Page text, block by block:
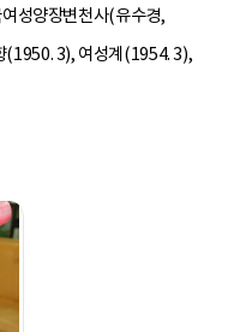
성양장변천사(유수경,
(1950. 3), 여성계(1954. 3),